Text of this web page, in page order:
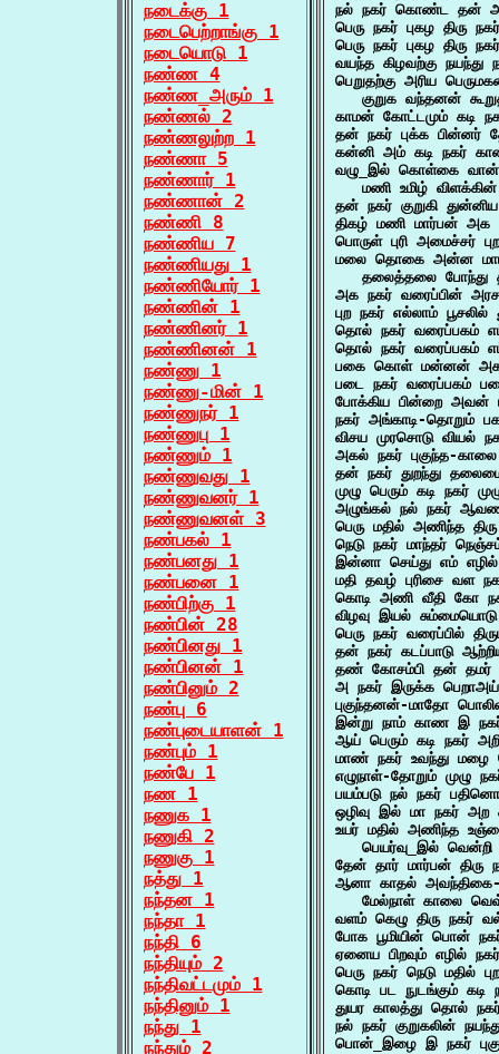
நடைக்கு 1
நடைபெற்றாங்கு 1
நடையொடு 1
நண்ண 4
நண்ண_அரும் 1
நண்ணல் 2
நண்ணலுற்ற 1
நண்ணா 5
நண்ணார் 1
நண்ணான் 2
நண்ணி 8
நண்ணிய 7
நண்ணியது 1
நண்ணியோர் 1
நண்ணின் 1
நண்ணினர் 1
நண்ணினன் 1
நண்ணு 1
நண்ணு-மின் 1
நண்ணுநர் 1
நண்ணுபு 1
நண்ணும் 1
நண்ணுவது 1
நண்ணுவனர் 1
நண்ணுவனள் 3
நண்பகல் 1
நண்பனது 1
நண்பனை 1
நண்பிற்கு 1
நண்பின் 28
நண்பினது 1
நண்பினன் 1
நண்பினும் 2
நண்பு 6
நண்புடையாளன் 1
நண்பும் 1
நண்பே 1
நண 1
நணுக 1
நணுகி 2
நணுகு 1
நத்து 1
நந்தன 1
நந்தா 1
நந்தி 6
நந்தியும் 2
நந்திவட்டமும் 1
நந்தினும் 1
நந்து 1
நந்தும் 2
நல் நகர் கொண்ட தன்
பெரு நகர் புகழ திரு
பெரு நகர் புகழ திரு
வயந்த கிழவற்கு
பெறுதற்கு அரிய
குறுக வந்தனன்
காமன் கோட்டமும் கடி
தன் நகர் புக்க
கன்னி அம் கடி நகர்
வழு_இல் கொள்கை வான்
மணி உமிழ்
தன் நகர் குறுகி
திகழ் மணி மார்பன்
பொருள் புரி அமைச்சர்
மலை தொகை அன்ன
தலைத்தலை போந்து
அக நகர் வரைப்பின்
புற நகர் எல்லாம்
தொல் நகர் வரைப்பகம்
தொல் நகர் வரைப்பகம்
பகை கொள் மன்னன் அக
படை நகர் வரைப்பகம்
போக்கிய பின்றை அவன்
நகர் அங்காடி-தொறும்
விசய முரசொடு வியல்
அகல் நகர் புகுந்த-
தன் நகர் துறந்து
முழு பெரும் கடி நகர்
அழுங்கல் நல் நகர்
பெரு மதில் அணிந்த
நெடு நகர் மாந்தர்
இன்னா செய்து எம்
மதி தவழ் புரிசை வள
கொடி அணி வீதி கோ
விழவு இயல்
பெரு நகர் வரைப்பில்
தன் நகர் கடப்பாடு
தண் கோசம்பி தன்
அ நகர் இருக்க
புகுந்தனன்-மாதோ
இன்று நாம் காண இ
ஆய் பெரும் கடி நகர்
மாண் நகர் உவந்து
எழுநாள்-தோறும் முழு
பயம்படு நல் நகர்
ஒழிவு இல் மா நகர்
உயர் மதில் அணிந்த
பெயர்வு_இல்
தேன் தார் மார்பன் திரு
ஆனா காதல்
மேல்நாள் காலை
வளம் கெழு திரு
போக பூமியின் பொன்
ஏனைய பிறவும் எழில்
பெரு நகர் நெடு மதில்
கொடி பட நுடங்கும்
துயர காலத்து தொல்
நல் நகர் குறுகலின்
பொன்_இழை இ நகர்